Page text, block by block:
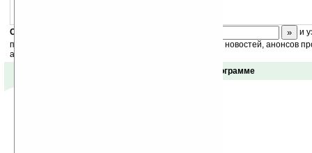
Скоро
и
получайте ежедневный или еженедельный дайджест новостей, анонсов
акций сайта на ваш почтовый ящик.
Отзывы о программе